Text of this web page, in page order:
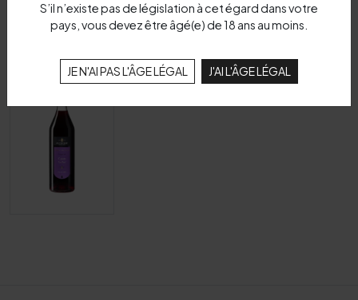
S’il n’existe pas de législation à cet égard dans votre
pays, vous devez être âgé(e) de 18 ans au moins.
JE N'AI PAS L'ÂGE LÉGAL J'AI L'ÂGE LÉGAL